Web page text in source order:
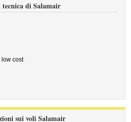
tecnica di Salamair
low cost
sui voli Salamair